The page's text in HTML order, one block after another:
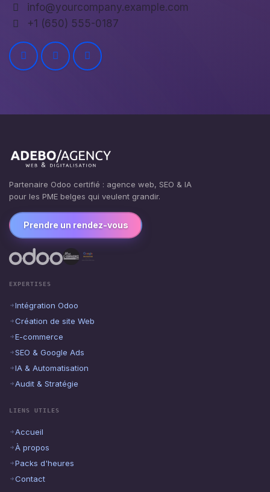
info@yourcompany.example.com
+1 (650) 555-0187
Partenaire Odoo certifié : agence web, SEO & IA
pour les PME belges qui veulent grandir.
Prendre un rendez-vous
EXPERTISES
Intégration Odoo
Création de site Web
E-commerce
SEO & Google Ads
IA & Automatisation
Audit & Stratégie
LIENS UTILES
Accueil
À propos
Packs d'heures
Contact